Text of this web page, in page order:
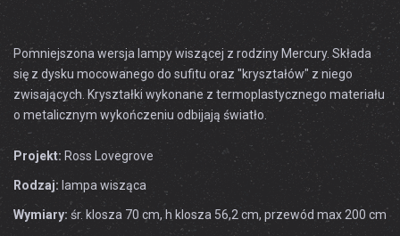
Pomniejszona wersja lampy wiszącej z rodziny Mercury. Składa
się z dysku mocowanego do sufitu oraz "kryształów" z niego
zwisających. Kryształki wykonane z termoplastycznego materiału
o metalicznym wykończeniu odbijają światło.
Projekt: Ross Lovegrove
Rodzaj: lampa wisząca
Wymiary: śr. klosza 70 cm, h klosza 56,2 cm, przewód max 200 cm